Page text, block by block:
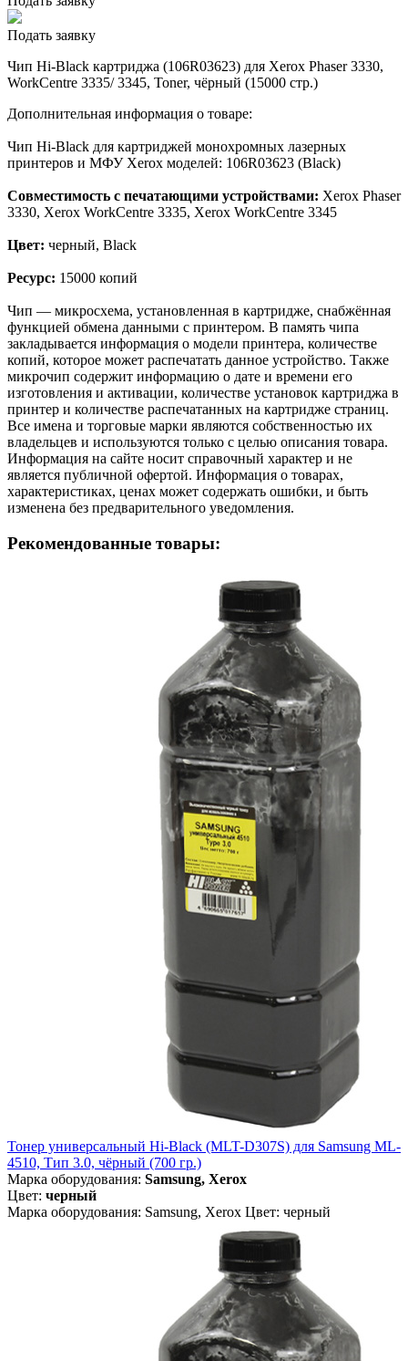
Подать заявку
Чип Hi-Black картриджа (106R03623) для Xerox Phaser 3330,
WorkCentre 3335/ 3345, Toner, чёрный (15000 стр.)
Дополнительная информация о товаре:
Чип Hi-Black для картриджей монохромных лазерных
принтеров и МФУ Xerox моделей: 106R03623 (Black)
Совместимость с печатающими устройствами: Xerox Phaser
3330, Xerox WorkCentre 3335, Xerox WorkCentre 3345
Цвет: черный, Black
Ресурс: 15000 копий
Чип — микросхема, установленная в картридже, снабжённая
функцией обмена данными с принтером. В память чипа
закладывается информация о модели принтера, количестве
копий, которое может распечатать данное устройство. Также
микрочип содержит информацию о дате и времени его
изготовления и активации, количестве установок картриджа в
принтер и количестве распечатанных на картридже страниц.
Все имена и торговые марки являются собственностью их
владельцев и используются только с целью описания товара.
Информация на сайте носит справочный характер и не
является публичной офертой. Информация о товарах,
характеристиках, ценах может содержать ошибки, и быть
изменена без предварительного уведомления.
Рекомендованные товары:
Тонер универсальный Hi-Black (MLT-D307S) для Samsung ML-
4510, Тип 3.0, чёрный (700 гр.)
Марка оборудования: Samsung, Xerox
Цвет: черный
Марка оборудования: Samsung, Xerox Цвет: черный